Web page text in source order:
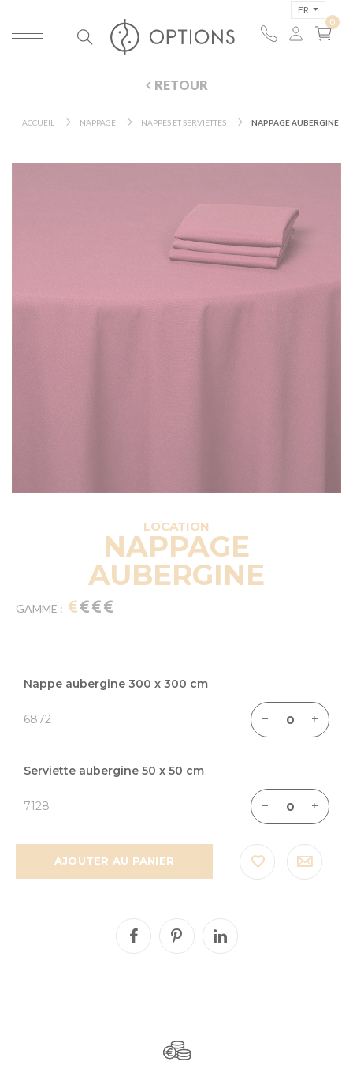
FR
RETOUR
ACCUEIL NAPPAGE NAPPES ET SERVIETTES NAPPAGE AUBERGINE
LOCATION
NAPPAGE
AUBERGINE
GAMME :
du
groupé
Nappe aubergine 300 x 300 cm
6872
Serviette aubergine 50 x 50 cm
7128
AJOUTER AU PANIER